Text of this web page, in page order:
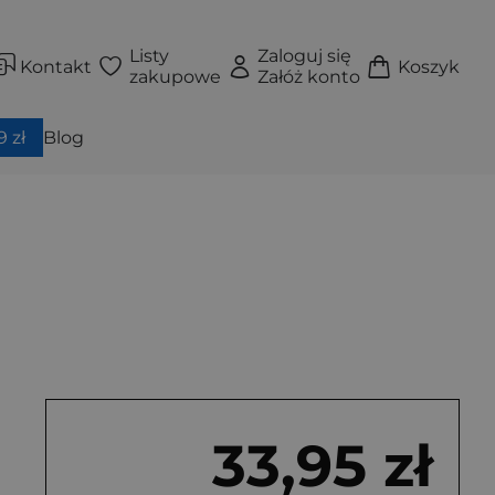
Kontakt
Listy
zakupowe
Zaloguj się
Załóż konto
Koszyk
zł Blog
33,95 zł